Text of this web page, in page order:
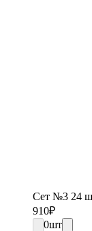
Сет №3 24
910₽
0шт